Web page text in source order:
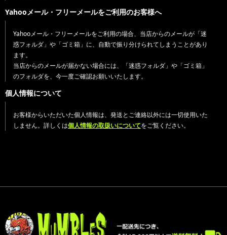
Yahooメール・フリーメールをご利用のお客様へ
Yahooメール・フリーメールをご利用の場合、当店からのメールが「迷
惑フォルダ」や「ゴミ箱」に、自動で振り分けられてしまうことがあり
ます。
当店からのメールが届かない場合には、「迷惑フォルダ」や「ゴミ箱」
のフォルダを、今一度ご確認お願いいたします。
個人情報について
お客様からいただいた個人情報は、発送とご連絡以外には一切使用いた
しません。詳しくは個人情報の取扱いについてをご覧ください。